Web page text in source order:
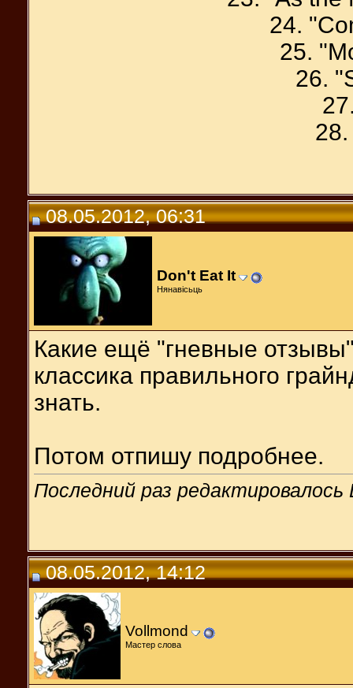
24.
25.
26.
08.05.2012, 06:31
Don't Eat It
Нянавісьць
Какие ещё "гневные
классика правильного
знать.
Потом отпишу подробнее.
Последний раз
08.05.2012, 14:12
Vollmond
Мастер слова